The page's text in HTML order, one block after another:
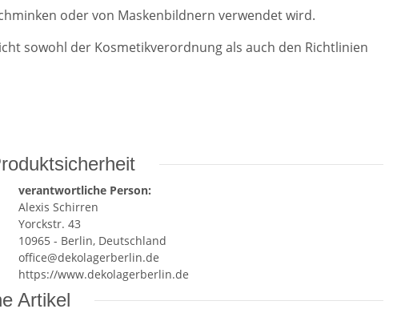
oder von Maskenbildnern verwendet wird.
sowohl der Kosmetikverordnung als auch den Richtlinien
verantwortliche Person:
Alexis Schirren
Yorckstr. 43
10965 - Berlin, Deutschland
office@dekolagerberlin.de
https://www.dekolagerberlin.de
Artikel